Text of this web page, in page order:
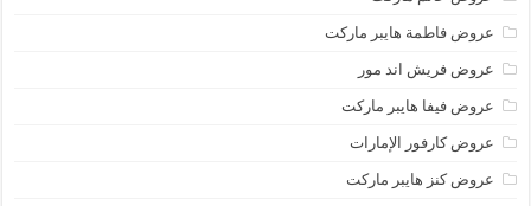
عروض فاطمة هايبر ماركت
عروض فريش اند مور
عروض فيفا هايبر ماركت
عروض كارفور الإمارات
عروض كنز هايبر ماركت